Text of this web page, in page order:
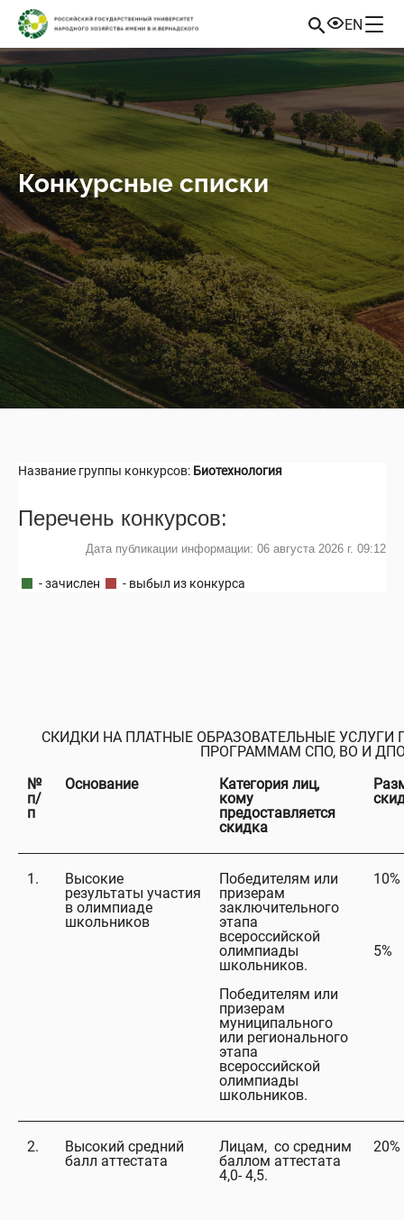
EN
Конкурсные списки
Название группы конкурсов: Биотехнология
Перечень конкурсов:
Дата публикации информации: 06 августа 2026 г. 09:12
- зачислен - выбыл из конкурса
СКИДКИ НА ПЛАТНЫЕ ОБРАЗОВАТЕЛЬНЫЕ УСЛУГИ
ПРОГРАММАМ СПО, ВО И
№
п/
п
Основание
Категория лиц,
кому
предоставляется
скидка
1.
Высокие
результаты участия
в олимпиаде
школьников
Победителям или
призерам
заключительного
этапа
всероссийской
олимпиады
школьников.
Победителям или
призерам
муниципального
или регионального
этапа
всероссийской
олимпиады
школьников.
10%
5%
2.
Высокий средний
балл аттестата
Лицам, со средним
баллом аттестата
4,0- 4,5.
20%